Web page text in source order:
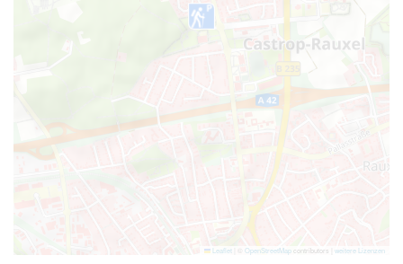
Leaflet OpenStreetMap contributors | weitere Lizenzen